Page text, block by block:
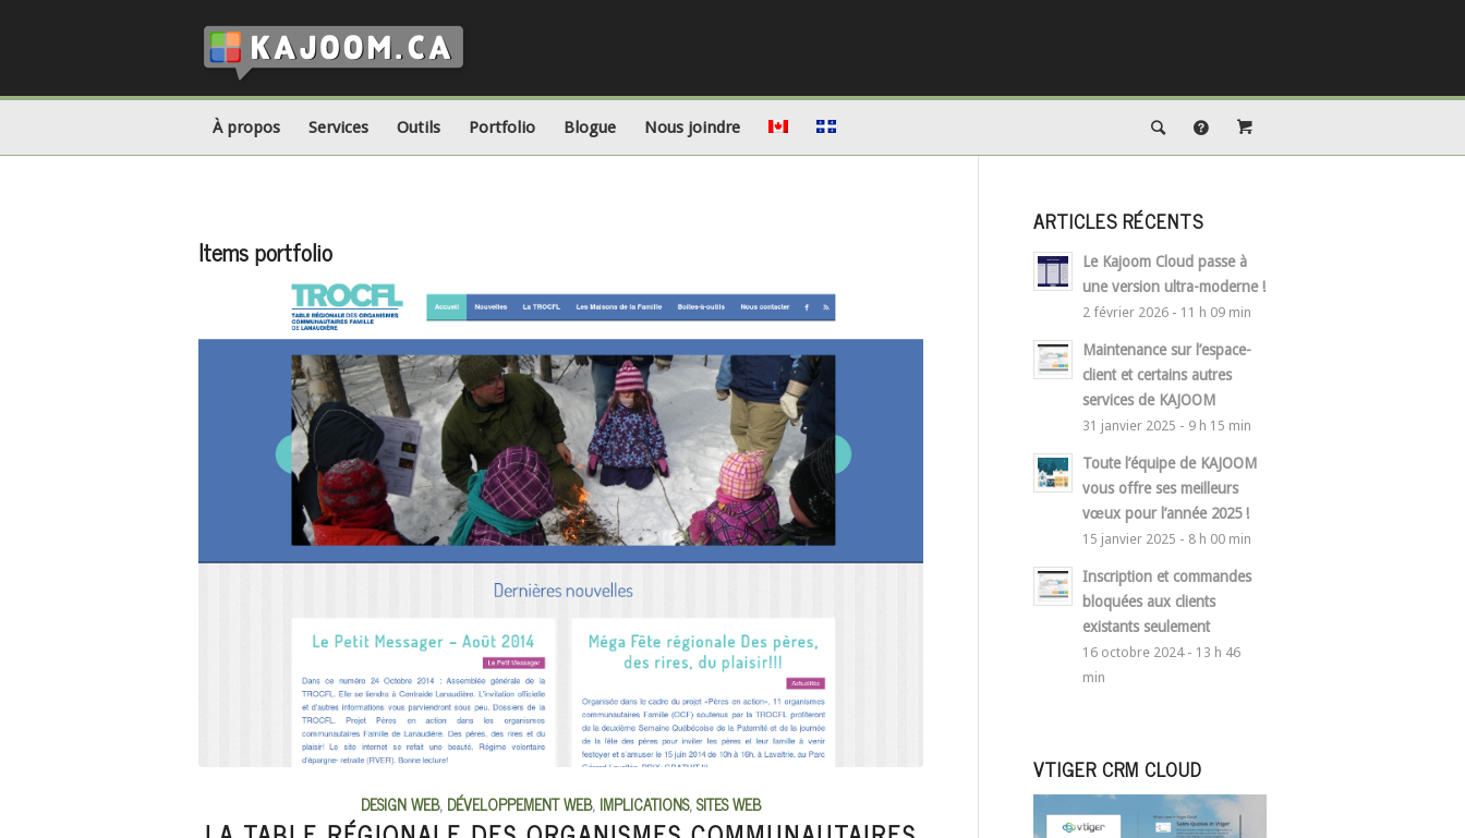
À propos Services Outils Portfolio Blogue Nous joindre
Items portfolio
DESIGN WEB, DÉVELOPPEMENT WEB, IMPLICATIONS,SITES WEB
ARTICLES RÉCENTS
Le Kajoom Cloud passe à
une version ultra-moderne !
2 février 2026 - 11 h 09 min
Maintenance sur l’espace-
client et certains autres
services de KAJOOM
31 janvier 2025 - 9 h 15 min
Toute l’équipe de KAJOOM
vous offre ses meilleurs
vœux pour l’année 2025 !
15 janvier 2025 - 8 h 00 min
Inscription et commandes
bloquées aux clients
existants seulement
16 octobre 2024 - 13 h 46
min
VTIGER CRM CLOUD